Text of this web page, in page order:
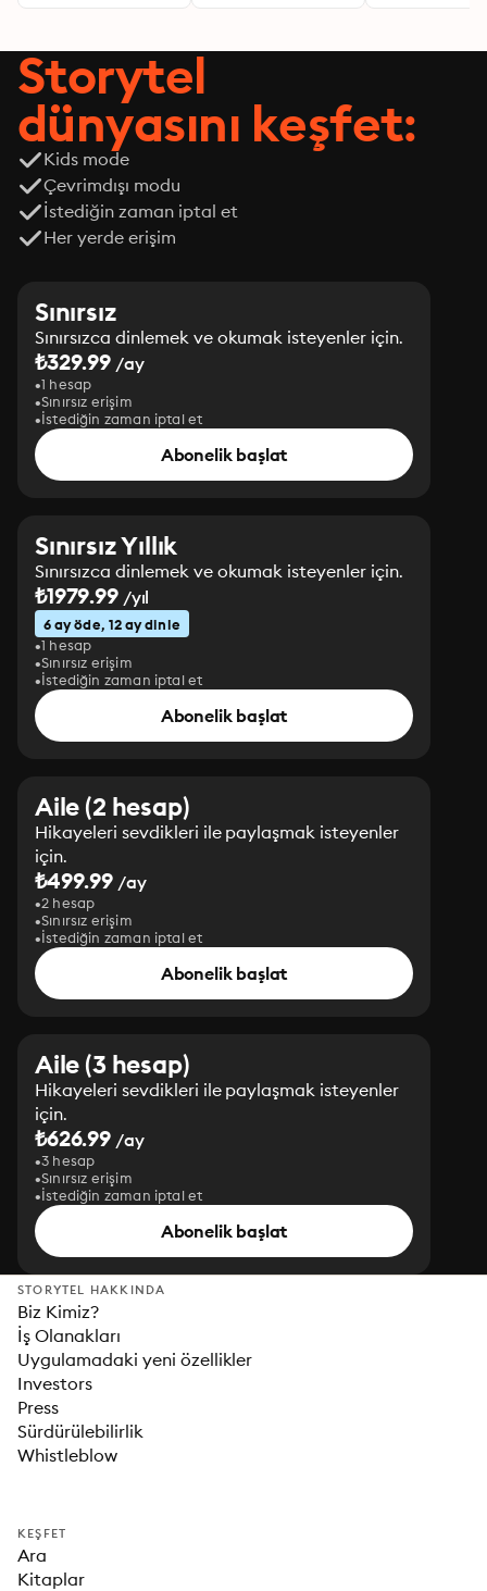
Storytel
dünyasını keşfet:
Kids mode
Çevrimdışı modu
İstediğin zaman iptal et
Her yerde erişim
Sınırsız
Sınırsızca dinlemek ve okumak isteyenler için.
₺329.99 /ay
1 hesap
Sınırsız erişim
İstediğin zaman iptal et
Abonelik başlat
Sınırsız Yıllık
Sınırsızca dinlemek ve okumak isteyenler için.
₺1979.99/yıl
6 ay öde, 12 ay dinle
1 hesap
Sınırsız erişim
İstediğin zaman iptal et
Abonelik başlat
Aile (2 hesap)
Hikayeleri sevdikleri ile paylaşmak isteyenler
için.
₺499.99 /ay
2 hesap
Sınırsız erişim
İstediğin zaman iptal et
Abonelik başlat
Aile (3 hesap)
Hikayeleri sevdikleri ile paylaşmak isteyenler
için.
₺626.99 /ay
3 hesap
Sınırsız erişim
İstediğin zaman iptal et
Abonelik başlat
STORYTEL HAKKINDA
Biz Kimiz?
İş Olanakları
Uygulamadaki yeni özellikler
Investors
Press
Sürdürülebilirlik
Whistleblow
KEŞFET
Ara
Kitaplar